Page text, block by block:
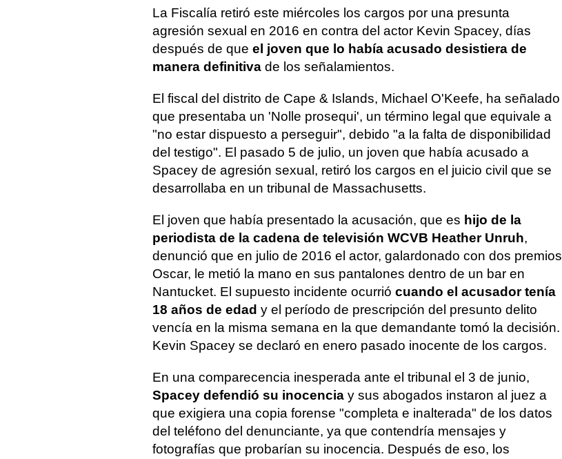
La Fiscalía retiró este miércoles los cargos por una presunta
agresión sexual en 2016 en contra del actor Kevin Spacey, días
después de que el joven que lo había acusado desistiera de
manera definitiva de los señalamientos.
El fiscal del distrito de Cape & Islands, Michael O'Keefe, ha señalado
que presentaba un 'Nolle prosequi', un término legal que equivale a
"no estar dispuesto a perseguir", debido "a la falta de disponibilidad
del testigo". El pasado 5 de julio, un joven que había acusado a
Spacey de agresión sexual, retiró los cargos en el juicio civil que se
desarrollaba en un tribunal de Massachusetts.
El joven que había presentado la acusación, que es hijo de la
periodista de la cadena de televisión WCVB Heather Unruh,
denunció que en julio de 2016 el actor, galardonado con dos premios
Oscar, le metió la mano en sus pantalones dentro de un bar en
Nantucket. El supuesto incidente ocurrió cuando el acusador tenía
18 años de edad y el período de prescripción del presunto delito
vencía en la misma semana en la que demandante tomó la decisión.
Kevin Spacey se declaró en enero pasado inocente de los cargos.
En una comparecencia inesperada ante el tribunal el 3 de junio,
Spacey defendió su inocencia y sus abogados instaron al juez a
que exigiera una copia forense "completa e inalterada" de los datos
del teléfono del denunciante, ya que contendría mensajes y
fotografías que probarían su inocencia. Después de eso, los